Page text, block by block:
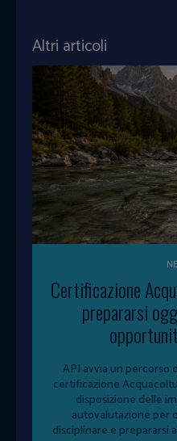
Altri articoli
Certificazione
prepararsi
API avvia un percorso
certificazione
disposizione delle
autovalutazione per
disciplinare e prepararsi